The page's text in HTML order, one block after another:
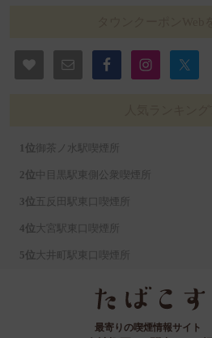
御茶ノ水駅喫煙所
中目黒駅東側公衆喫煙所
五反田駅東口喫煙所
大宮駅東口喫煙所
大井町駅東口喫煙所
最寄りの喫煙情報サイト